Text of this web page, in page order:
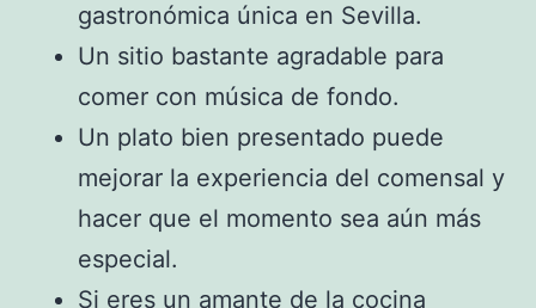
gastronómica única en Sevilla.
Un sitio bastante agradable para
comer con música de fondo.
Un plato bien presentado puede
mejorar la experiencia del comensal y
hacer que el momento sea aún más
especial.
Si eres un amante de la cocina